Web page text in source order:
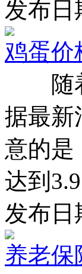
发布日
鸡蛋价
随着
据最新
意的是
达到
发布日
养老保